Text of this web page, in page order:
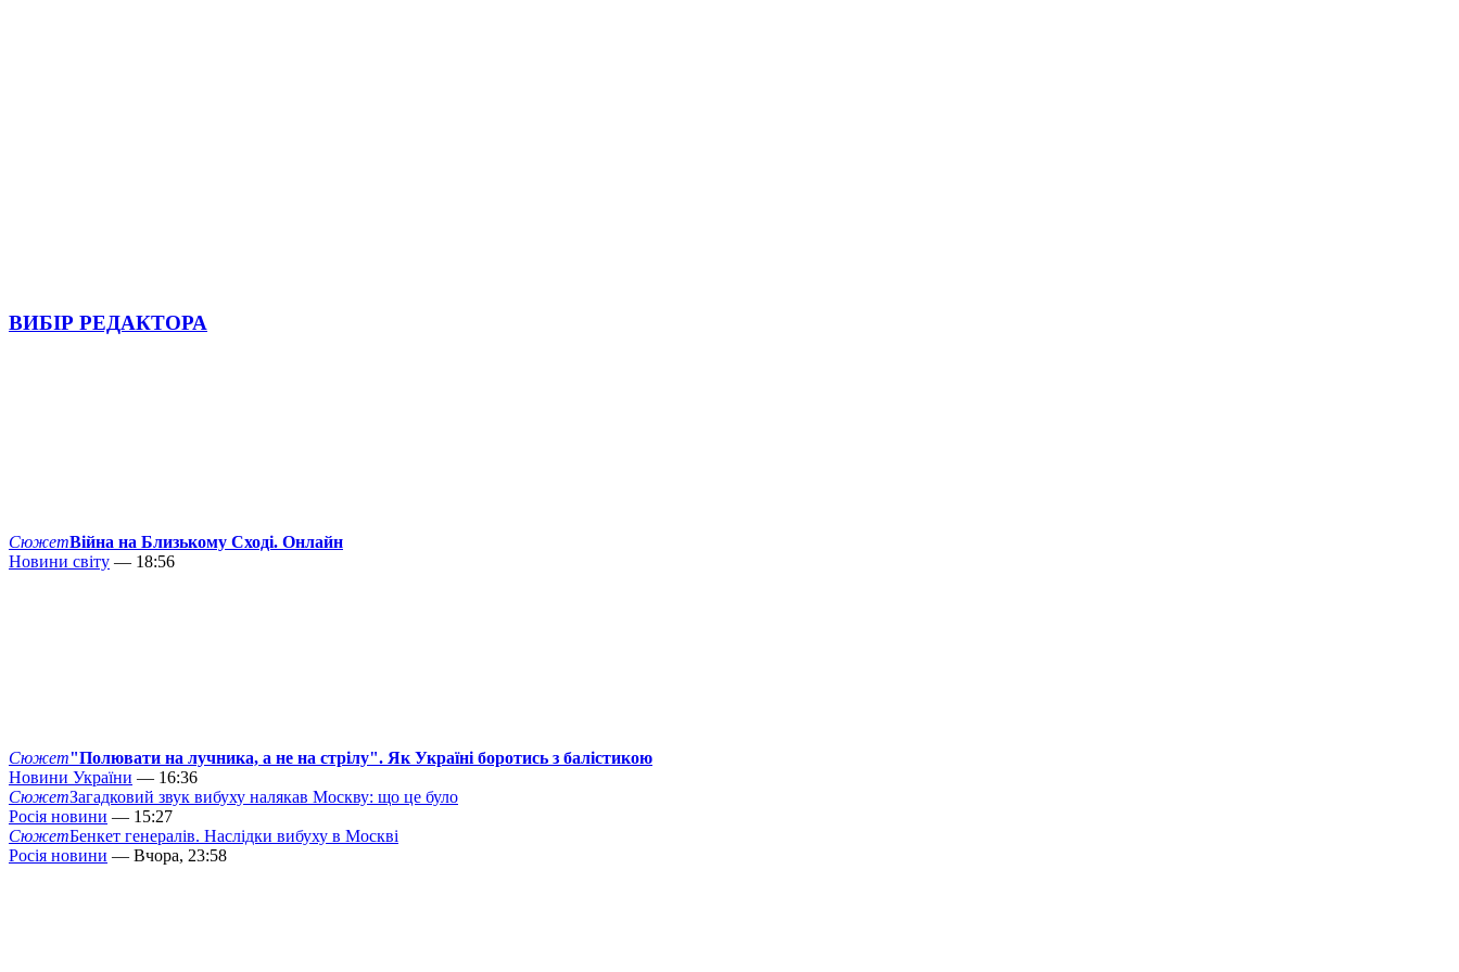
ВИБІР РЕДАКТОРА
СюжетВійна на Близькому Сході. Онлайн
Новини світу — 18:56
Сюжет"Полювати на лучника, а не на стрілу". Як Україні боротись з балістикою
Новини України — 16:36
СюжетЗагадковий звук вибуху налякав Москву: що це було
Росія новини — 15:27
СюжетБенкет генералів. Наслідки вибуху в Москві
Росія новини — Вчора, 23:58